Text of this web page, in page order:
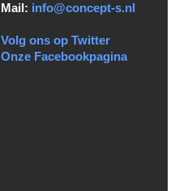
Mail: info@concept-s.nl
Volg ons op Twitter
Onze Facebookpagina